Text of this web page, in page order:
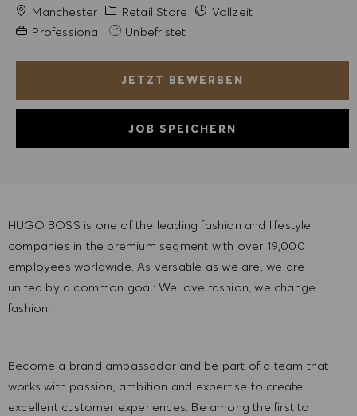
StadtManchester Kategorie
Retail Store
Vollzeit
Erfahrung erforderlich
Professional Unbefristet
JETZT BEWERBEN
JOB SPEICHERN
HUGO BOSS is one of the leading fashion and lifestyle
companies in the premium segment with over 19,000
employees worldwide. As versatile as we are, we are
united by a common goal: We love fashion, we change
fashion!
Become a brand ambassador and be part of a team that
works with passion, ambition and expertise to create
excellent customer experiences. Be among the first to